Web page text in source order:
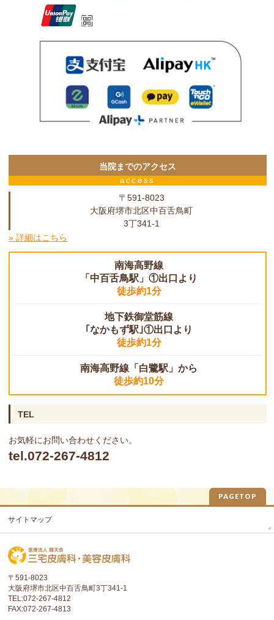
当院までのアクセス
access
〒591-8023
大阪府堺市北区中百舌鳥町
3丁341-1
» 詳細はこちら
南海高野線
「中百舌鳥駅」①出口より
徒歩約1分
地下鉄御堂筋線
｢なかもず駅｣①出口より
徒歩約1分
南海高野線「白鷺駅」から
徒歩約10分
TEL
お気軽にお問い合わせください。
tel.072-267-4812
PAGETOP
サイトマップ
〒591-8023
大阪府堺市北区中百舌鳥町3丁341-1
TEL:072-267-4812
FAX:072-267-4813